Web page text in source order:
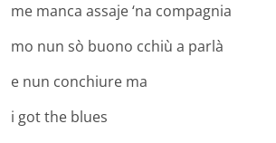
me manca assaje ‘na compagnia
mo nun sò buono cchiù a parlà
e nun conchiure ma
i got the blues